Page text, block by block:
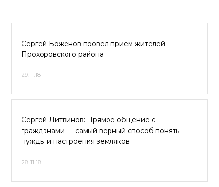
Сергей Боженов провел прием жителей
Прохоровского района
29.11.18
Сергей Литвинов: Прямое общение с
гражданами — самый верный способ понять
нужды и настроения земляков
28.11.18